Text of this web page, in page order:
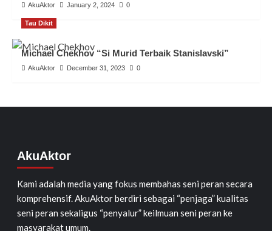
AkuAktor January 2, 2024 0
Tau Dikit
Michael Chekhov “Si Murid Terbaik Stanislavski”
AkuAktor December 31, 2023 0
AkuAktor
Kami adalah media yang fokus membahas seni peran secara
komprehensif. AkuAktor berdiri sebagai “penjaga” kualitas
seni peran sekaligus “penyalur” keilmuan seni peran ke
masyarakat umum.